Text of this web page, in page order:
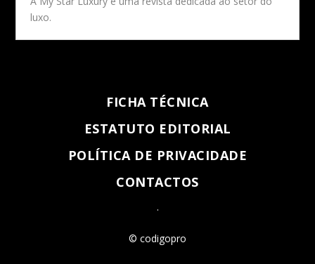
luxo.
FICHA TÉCNICA
ESTATUTO EDITORIAL
POLÍTICA DE PRIVACIDADE
CONTACTOS
.
© codigopro